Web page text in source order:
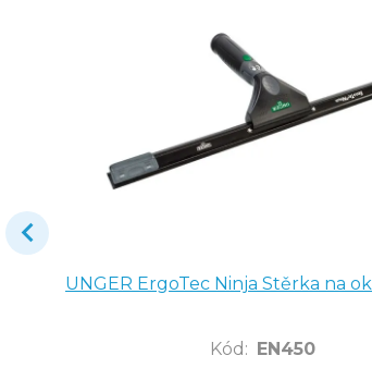
UNGER ErgoTec Ninja Stěrka na
Kód : EN450